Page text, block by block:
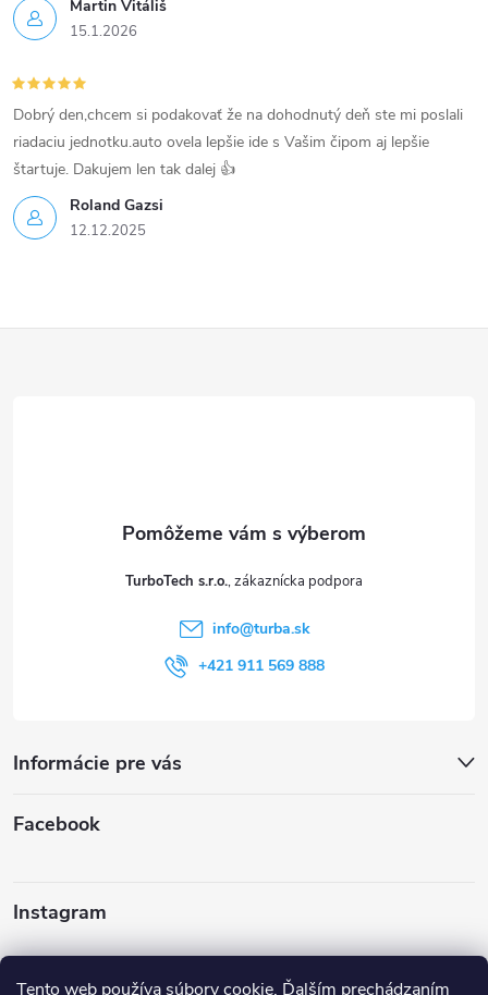
Tento web používa súbory cookie. Ďalším prechádzaním
p
s
u
Martin Vitáliš
15.1.2026
Roland Gazsi
12.12.2025
Dobrý den,chcem si podakovať že na dohodnutý deň ste mi poslali
riadaciu jednotku.auto ovela lepšie ide s Vašim čipom aj lepšie
štartuje. Dakujem len tak dalej 👍
TurboTech s.r.o.
info@turba.sk
+421 911 569 888
Informácie pre vás
Facebook
Instagram
Sledovať na Instagrame